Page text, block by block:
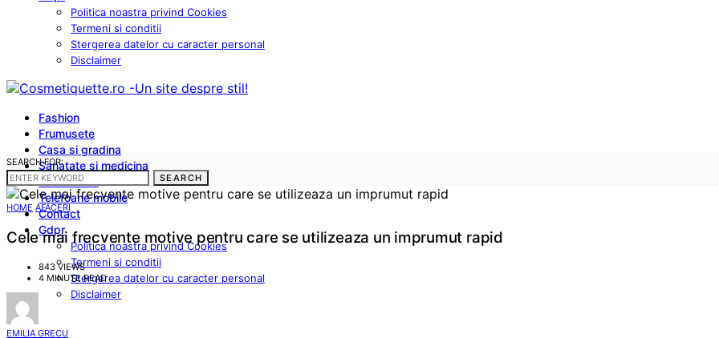
Politica noastra privind Cookies
Termeni si conditii
Stergerea datelor cu caracter personal
Disclaimer
Fashion
Frumusete
Casa si gradina
Sanatate si medicina
Cum sa fac
Telefoane mobile
Contact
Gdpr
Politica noastra privind Cookies
Termeni si conditii
Stergerea datelor cu caracter personal
Disclaimer
SEARCH FOR:
SEARCH
HOME AFACERI
Cele mai frecvente motive pentru care se utilizeaza un imprumut rapid
843 VIEWS
4 MINUTE READ
EMILIA GRECU